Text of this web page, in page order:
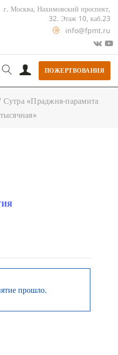
г. Москва, Нахимовский проспект,
32. Этаж 10, каб.23
info@fpmt.ru
ПОЖЕРТВОВАНИЯ
Сутра «Праджня-парамита
прошло.